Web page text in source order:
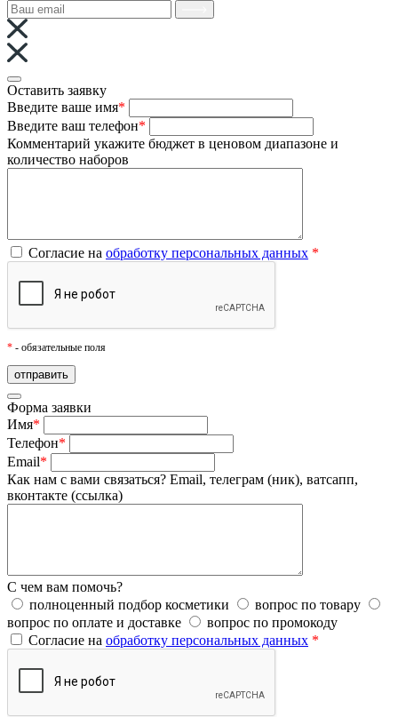
Оставить заявку
Введите ваше имя*
Введите ваш телефон*
Комментарий укажите бюджет в ценовом диапазоне и
количество наборов
Согласие на обработку персональных данных *
* - обязательные поля
Форма заявки
Имя*
Телефон*
Email*
Как нам с вами связаться? Email, телеграм (ник), ватсапп,
вконтакте (ссылка)
С чем вам помочь?
полноценный подбор косметики
вопрос по товару
вопрос по оплате и доставке
вопрос по промокоду
Согласие на обработку персональных данных *